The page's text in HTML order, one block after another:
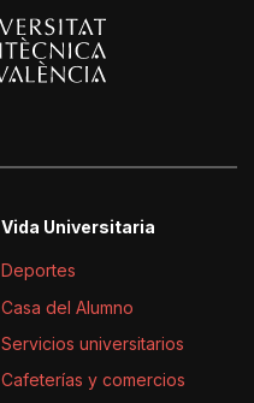
Vida Universitaria
Deportes
Casa del Alumno
Servicios universitarios
Cafeterías y comercios